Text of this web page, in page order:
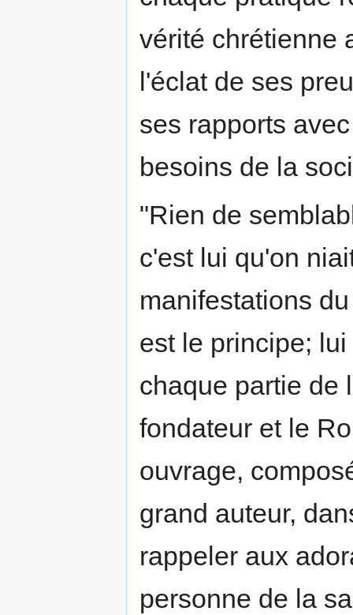
vérité chrétienne
l'éclat de ses
ses rapports
besoins de la
"Rien de
c'est lui qu'on
manifestations
est le principe;
chaque partie de
fondateur et le
ouvrage,
grand auteur,
rappeler aux
personne de la